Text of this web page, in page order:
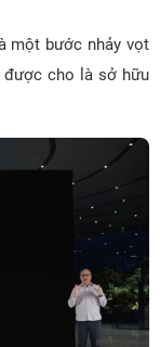
một bước nhảy vọt
được cho là sở hữu